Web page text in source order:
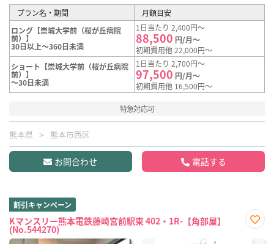
プラン名・期間
月額目安
ロング【崇城大学前（桜が丘病院
前）】
30日以上～360日未満
1日当たり 2,400円～
88,500 円/月～
初期費用他 22,000円～
ショート【崇城大学前（桜が丘病院
前）】
～30日未満
1日当たり 2,700円～
97,500 円/月～
初期費用他 16,500円～
特急対応可
熊本県 熊本市西区
お問合わせ 電話する
割引キャンペーン
Kマンスリー熊本電鉄藤崎宮前駅東 402・1R-【角部屋】
(No.544270)